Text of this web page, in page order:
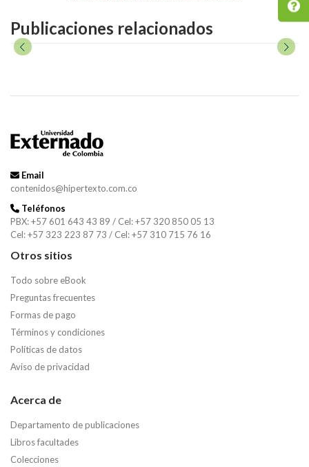
Publicaciones relacionados
Email
contenidos@hipertexto.com.co
Teléfonos
PBX: +57 601 643 43 89 / Cel: +57 320 850 05 13
Cel: +57 323 223 87 73 / Cel: +57 310 715 76 16
Otros sitios
Todo sobre eBook
Preguntas frecuentes
Formas de pago
Términos y condiciones
Políticas de datos
Aviso de privacidad
Acerca de
Departamento de publicaciones
Libros facultades
Colecciones